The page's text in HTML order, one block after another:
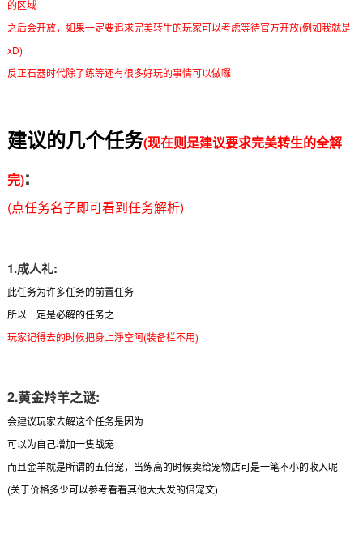
的区域
之后会开放，如果一定要追求完美转生的玩家可以考虑等待官方开放(例如我就是
xD)
反正石器时代除了练等还有很多好玩的事情可以做囉
建议的几个任务(现在则是建议要求完美转生的全解
完):
(点任务名子即可看到任务解析)
1.成人礼:
此任务为许多任务的前置任务
所以一定是必解的任务之一
玩家记得去的时候把身上淨空阿(装备栏不用)
2.黄金羚羊之谜:
会建议玩家去解这个任务是因为
可以为自己增加一隻战宠
而且金羊就是所谓的五倍宠，当练高的时候卖给宠物店可是一笔不小的收入呢
(关于价格多少可以参考看看其他大大发的倍宠文)